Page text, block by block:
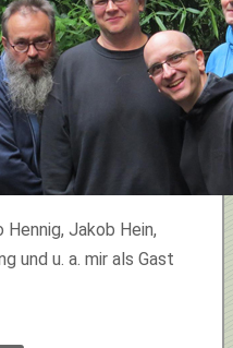
Jakob Hein,
und u. a. mir als Gast